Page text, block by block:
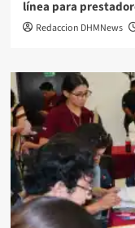
línea para
Redaccion DHMNews